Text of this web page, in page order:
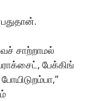
சாற்றாமல்
பேக்கிங்